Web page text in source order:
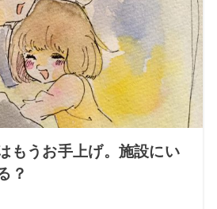
もうお手上げ。施設にい
？